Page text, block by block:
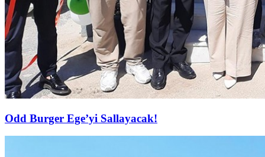
Odd Burger Ege’yi Sallayacak!